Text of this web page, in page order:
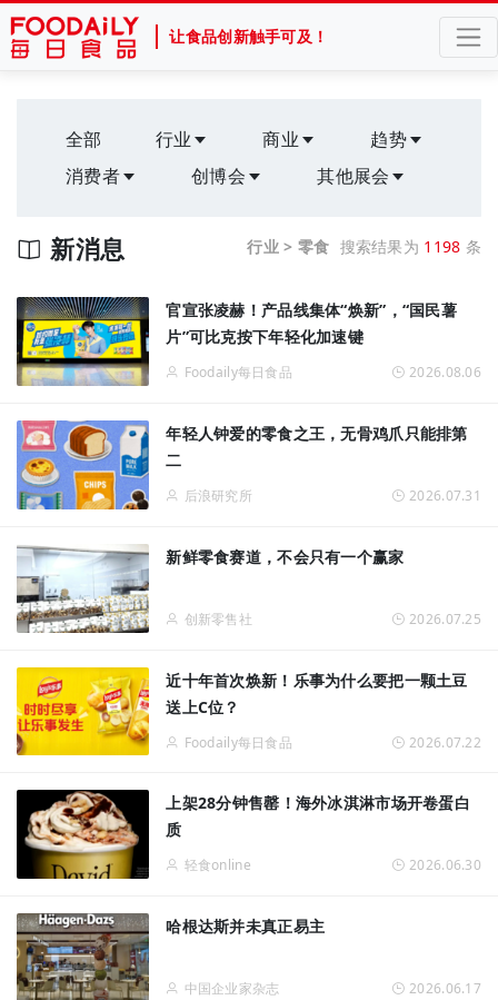
让食品创新触手可及！
全部 行业 商业
趋势
消费者
创博会 其他展会
行业 > 零食 搜索结果为 1198 条
新消息
官宣张凌赫！产品线集体“焕新”，“国民薯
片”可比克按下年轻化加速键
Foodaily每日食品 2026.08.06
年轻人钟爱的零食之王，无骨鸡爪只能排第
二
后浪研究所 2026.07.31
新鲜零食赛道，不会只有一个赢家
创新零售社 2026.07.25
近十年首次焕新！乐事为什么要把一颗土豆
送上C位？
Foodaily每日食品 2026.07.22
上架28分钟售罄！海外冰淇淋市场开卷蛋白
质
轻食online 2026.06.30
哈根达斯并未真正易主
中国企业家杂志 2026.06.17